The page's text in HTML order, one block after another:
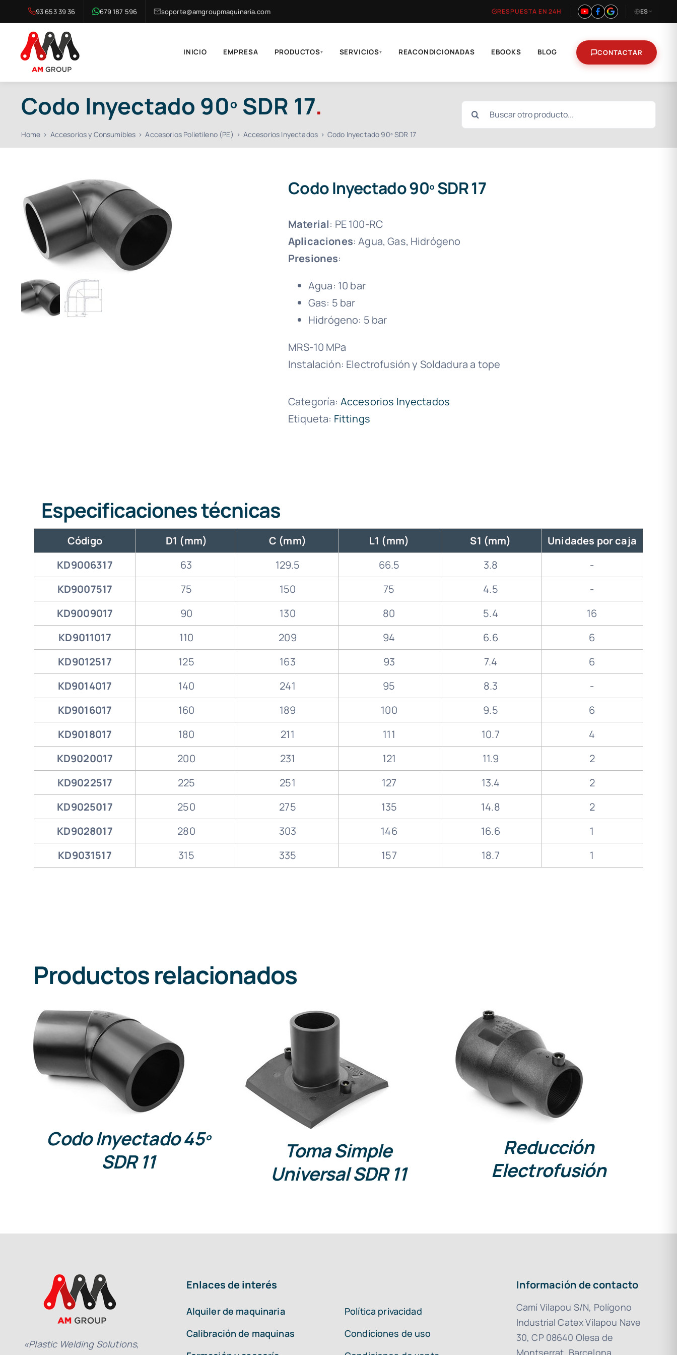
al
contenido
93 653 39 36 679 187 596 soporte@amgroupmaquinaria.com RESPUESTA EN 24H ES
INICIO EMPRESA PRODUCTOS▾ SERVICIOS▾ REACONDICIONADAS EBOOKS BLOG CONTACTAR
Codo Inyectado 90º SDR 17.
Home Accesorios y Consumibles Accesorios Polietileno (PE) Accesorios Inyectados Codo Inyectado 90º SDR 17
Buscar:
Codo Inyectado 90º SDR 17
Material: PE 100-RC
Aplicaciones: Agua, Gas, Hidrógeno
Presiones:
Agua: 10 bar
Gas: 5 bar
Hidrógeno: 5 bar
MRS-10 MPa
Instalación: Electrofusión y Soldadura a tope
Categoría: Accesorios Inyectados
Etiqueta: Fittings
Especificaciones técnicas
Código D1 (mm) C (mm) L1 (mm) S1 (mm)
Unidades por caja
KD9006317
63 129.5 66.5 3.8
-
KD9007517
75 150 75 4.5
-
KD9009017
90 130 80 5.4
16
KD9011017
110 209 94 6.6
6
KD9012517
125 163 93 7.4
6
KD9014017
140 241 95 8.3
-
KD9016017
160 189 100 9.5
6
KD9018017
180 211 111 10.7
4
KD9020017
200 231 121 11.9
2
KD9022517
225 251 127 13.4
2
KD9025017
250 275 135 14.8
2
KD9028017
280 303 146 16.6
1
KD9031517
315 335 157 18.7 1
Productos relacionados
DETALLES
Codo Inyectado 45º
SDR 11
Toma Simple
Universal SDR 11
DETALLES
Reducción
Electrofusión
«Plastic Welding Solutions,
Enlaces de interés
Alquiler de maquinaria
Calibración de maquinas
Política privacidad
Condiciones de uso
Información de contacto
Camí Vilapou S/N, Polígono
Industrial Catex Vilapou Nave
30, CP 08640 Olesa de
Montserrat, Barcelona